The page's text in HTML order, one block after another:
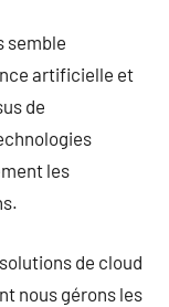
semble
artificielle et
de
les
de cloud
nous gérons les